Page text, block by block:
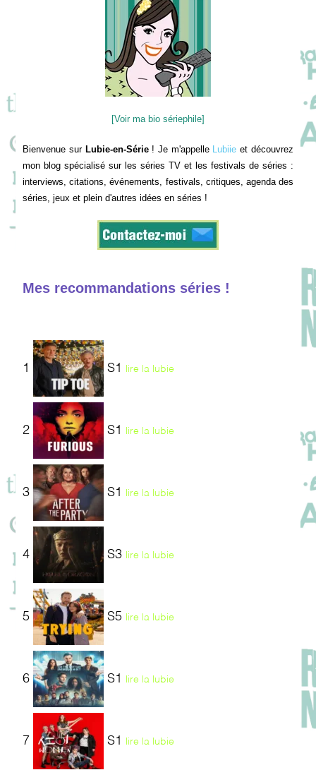
[Voir ma bio sériephile]
Bienvenue sur Lubie-en-Série! Je m'appelle Lubiie et découvrez
mon blog spécialisé sur les séries TV et les festivals de séries :
interviews, citations, événements, festivals, critiques, agenda des
séries, jeux et plein d'autres idées en séries !
Mes recommandations séries !
1 S1 lire la lubie
2 S1 lire la lubie
3 S1 lire la lubie
4 S3 lire la lubie
5 S5 lire la lubie
6 S1 lire la lubie
7 S1 lire la lubie